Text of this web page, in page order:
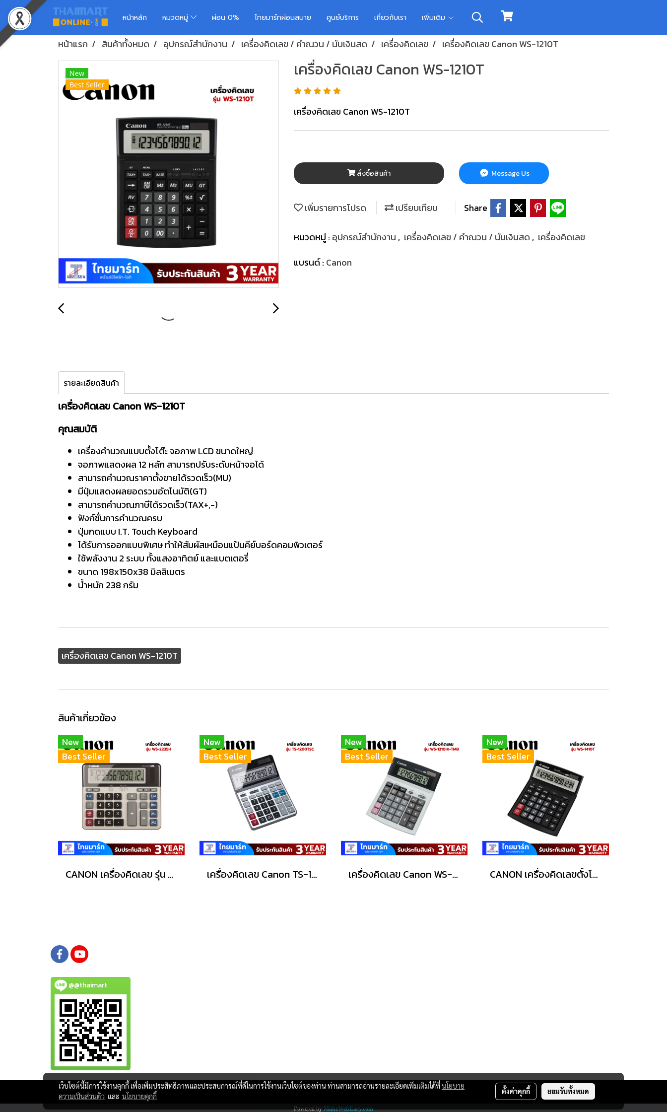
หน้าหลัก หมวดหมู่ ผ่อน 0% ไทยมาร์ทผ่อนสบาย ศูนย์บริการ เกี่ยวกับเรา เพิ่มเติม
หน้าแรก สินค้าทั้งหมด อุปกรณ์สำนักงาน เครื่องคิดเลข / คำณวน / นับเงินสด เครื่องคิดเลข เครื่องคิดเลข Canon WS-1210T
New
Best Seller
เครื่องคิดเลข Canon WS-1210T
เครื่องคิดเลข Canon WS-1210T
สั่งซื้อสินค้า Message Us
เพิ่มรายการโปรด เปรียบเทียบ Share
หมวดหมู่ : อุปกรณ์สำนักงาน , เครื่องคิดเลข / คำณวน / นับเงินสด , เครื่องคิดเลข
แบรนด์ : Canon
รายละเอียดสินค้า
เครื่องคิดเลข Canon WS-1210T
คุณสมบัติ
เครื่องคำนวณแบบตั้งโต๊ะ จอภาพ LCD ขนาดใหญ่
จอภาพแสดงผล 12 หลัก สามารถปรับระดับหน้าจอได้
สามารถคำนวณราคาตั้งขายได้รวดเร็ว(MU)
มีปุ่มแสดงผลยอดรวมอัตโนมัติ(GT)
สามารถคำนวณภาษีได้รวดเร็ว(TAX+,-)
ฟังก์ชั่นการคำนวณครบ
ปุ่มกดแบบ I.T. Touch Keyboard
ได้รับการออกแบบพิเศษ ทำให้สัมผัสเหมือนแป้นคีย์บอร์ดคอมพิวเตอร์
ใช้พลังงาน 2 ระบบ ทั้งแสงอาทิตย์ และแบตเตอรี่
ขนาด 198x150x38 มิลลิเมตร
น้ำหนัก 238 กรัม
เครื่องคิดเลข Canon WS-1210T
สินค้าเกี่ยวข้อง
New
Best Seller
CANON เครื่องคิดเลข รุ่น WS-2235H
New
Best Seller
เครื่องคิดเลข Canon TS-1200TSC
New
Best Seller
เครื่องคิดเลข Canon WS-1210HI-TMB
New
Best Seller
CANON เครื่องคิดเลขตั้งโต๊ะ รุ่น WS-1410T
@@thaimart
Copy right by www.thaimartonline.com
Powered byMakeWebEasy.com
เว็บไซต์นี้มีการใช้งานคุกกี้ เพื่อเพิ่มประสิทธิภาพและประสบการณ์ที่ดีในการใช้งานเว็บไซต์ของท่าน ท่านสามารถอ่านรายละเอียดเพิ่มเติมได้ที่นโยบาย
ความเป็นส่วนตัว และ นโยบายคุกกี้
ตั้งค่าคุกกี้ ยอมรับทั้งหมด